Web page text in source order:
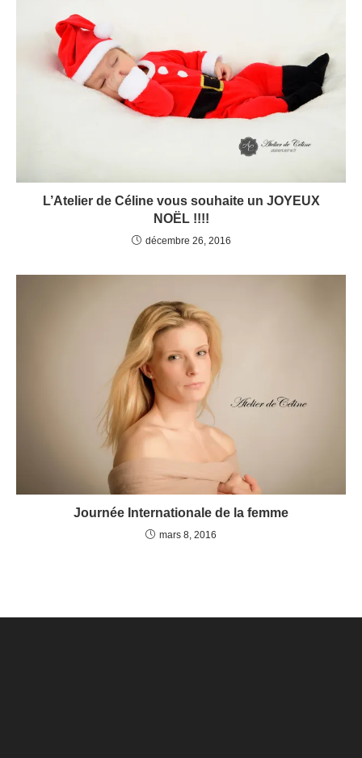
L’Atelier de Céline vous souhaite un JOYEUX
NOËL !!!!
décembre 26, 2016
Journée Internationale de la femme
mars 8, 2016